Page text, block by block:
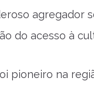
agregador
do acesso à
pioneiro na